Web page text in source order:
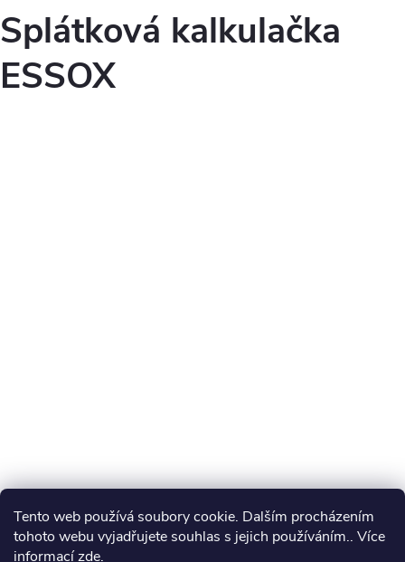
Tento web používá soubory cookie. Dalším procházením
tohoto webu vyjadřujete souhlas s jejich používáním.. Více
informacízde.
Splátková kalkulačka
ESSOX